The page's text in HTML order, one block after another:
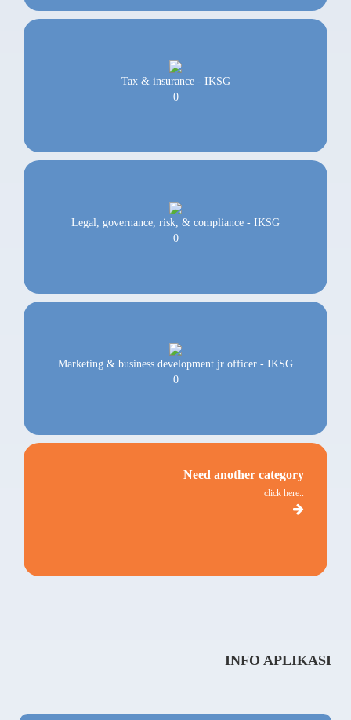
Tax & insurance - IKSG
0
Legal, governance, risk, & compliance - IKSG
0
Marketing & business development jr officer - IKSG
0
Need another category
click here..
INFO APLIKASI